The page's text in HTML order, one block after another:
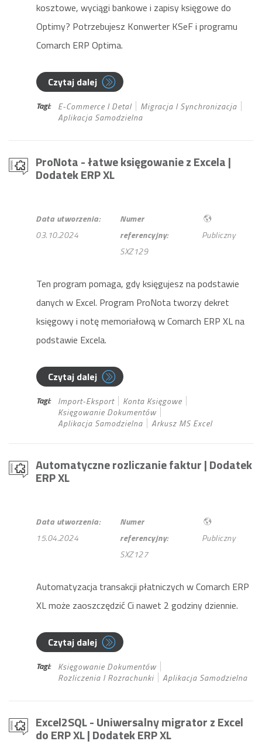
kosztowe, wyciągi bankowe i zapisy księgowe do
Optimy? Potrzebujesz Konwerter KSeF i programu
Comarch ERP Optima.
Czytaj dalej
Tagi: E-Commerce I Detal
Migracja I Synchronizacja
Aplikacja Samodzielna
ProNota - łatwe księgowanie z Excela|
Dodatek ERP XL
Data utworzenia:
03.10.2024
Numer
referencyjny:
SXZ129
Publiczny
Ten program pomaga, gdy księgujesz na podstawie
danych w Excel. Program ProNota tworzy dekret
księgowy i notę memoriałową w Comarch ERP XL na
podstawie Excela.
Czytaj dalej
Tagi: Import-Eksport
Konta Księgowe
Księgowanie Dokumentów
Aplikacja Samodzielna
Arkusz MS Excel
Automatyczne rozliczanie faktur| Dodatek
ERP XL
Data utworzenia:
15.04.2024
Numer
referencyjny:
SXZ127
Publiczny
Automatyzacja transakcji płatniczych w Comarch ERP
XL może zaoszczędzić Ci nawet 2 godziny dziennie.
Czytaj dalej
Tagi: Księgowanie Dokumentów
Rozliczenia I Rozrachunki
Aplikacja Samodzielna
Excel2SQL - Uniwersalny migrator z Excel
do ERP XL| Dodatek ERP XL